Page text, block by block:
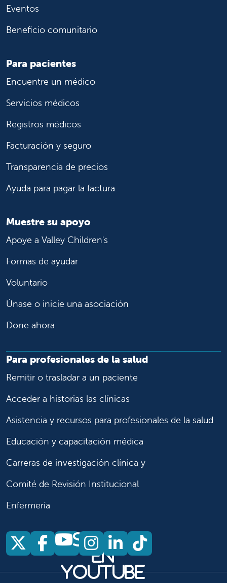
Eventos
Beneficio comunitario
Para pacientes
Encuentre un médico
Servicios médicos
Registros médicos
Facturación y seguro
Transparencia de precios
Ayuda para pagar la factura
Muestre su apoyo
Apoye a Valley Children's
Formas de ayudar
Voluntario
Únase o inicie una asociación
Done ahora
Para profesionales de la salud
Remitir o trasladar a un paciente
Acceder a historias las clínicas
Asistencia y recursos para profesionales de la salud
Educación y capacitación médica
Carreras de investigación clínica y
Comité de Revisión Institucional
Enfermería
Síganos en X
Síganos en Facebook
Síganos
en
YouTube
Síganos en
Síganos en
Síganos